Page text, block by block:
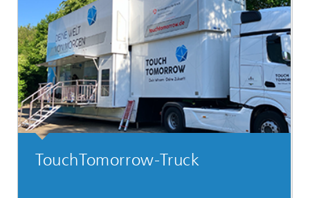
TouchTomorrow-Truck